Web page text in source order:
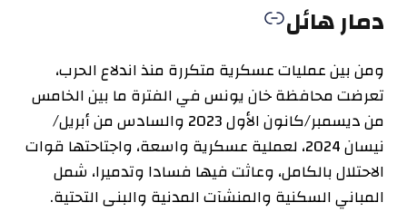
دمار هائل
ومن بين عمليات عسكرية متكررة منذ اندلاع الحرب،
تعرضت محافظة خان يونس في الفترة ما بين الخامس
من ديسمبر/كانون الأول 2023 والسادس من أبريل/
نيسان 2024، لعملية عسكرية واسعة، واجتاحتها قوات
الاحتلال بالكامل، وعاثت فيها فسادا وتدميرا، شمل
المباني السكنية والمنشآت المدنية والبنى التحتية.